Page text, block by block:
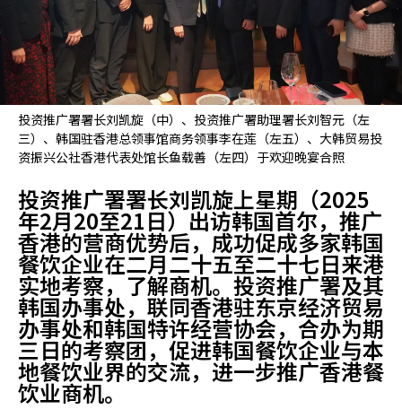
投资推广署署长刘凯旋（中）、投资推广署助理署长刘智元（左
三）、韩国驻香港总领事馆商务领事李在莲（左五）、大韩贸易投
资振兴公社香港代表处馆长鱼载善（左四）于欢迎晚宴合照
投资推广署署长刘凯旋上星期（2025
年2月20至21日）出访韩国首尔，推广
香港的营商优势后，成功促成多家韩国
餐饮企业在二月二十五至二十七日来港
实地考察，了解商机。投资推广署及其
韩国办事处，联同香港驻东京经济贸易
办事处和韩国特许经营协会，合办为期
三日的考察团，促进韩国餐饮企业与本
地餐饮业界的交流，进一步推广香港餐
饮业商机。